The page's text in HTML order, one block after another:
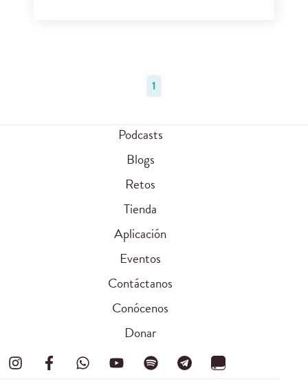
1
Podcasts
Blogs
Retos
Tienda
Aplicación
Eventos
Contáctanos
Conócenos
Donar